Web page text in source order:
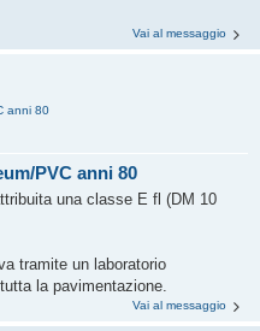
Vai al messaggio
anni 80
PVC anni 80
una classe E fl (DM 10
tramite un laboratorio
la pavimentazione.
Vai al messaggio